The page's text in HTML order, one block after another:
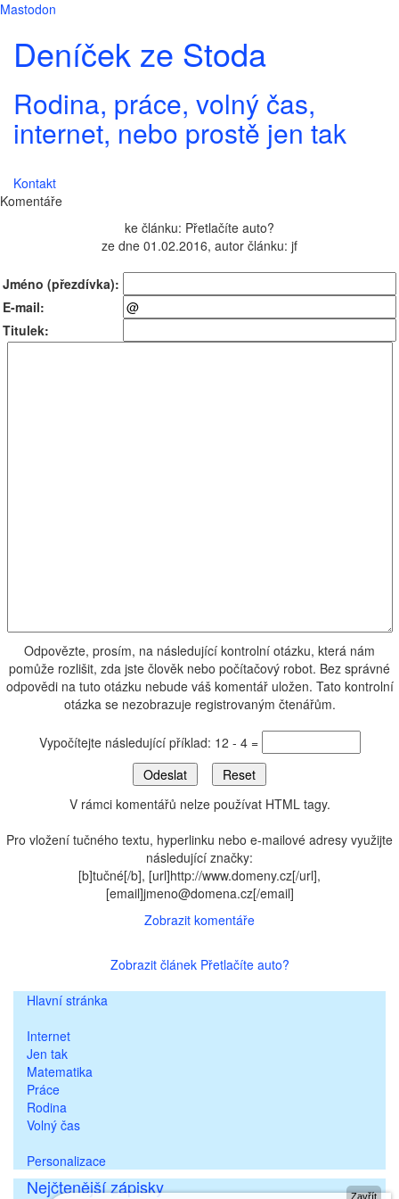
Mastodon
Deníček ze Stoda
Rodina, práce, volný čas,
internet, nebo prostě jen tak
Kontakt
Komentáře
ke článku: Přetlačíte auto?
ze dne 01.02.2016, autor článku: jf
Jméno (přezdívka):
E-mail:
Titulek:
Odpovězte, prosím, na následující kontrolní otázku, která nám
pomůže rozlišit, zda jste člověk nebo počítačový robot. Bez správné
odpovědi na tuto otázku nebude váš komentář uložen. Tato kontrolní
otázka se nezobrazuje registrovaným čtenářům.
Vypočítejte následující příklad: 12 - 4 =
V rámci komentářů nelze používat HTML tagy.
Pro vložení tučného textu, hyperlinku nebo e-mailové adresy využijte
následující značky:
[b]tučné[/b], [url]http://www.domeny.cz[/url],
[email]jmeno@domena.cz[/email]
Zobrazit komentáře
Zobrazit článek Přetlačíte auto?
Hlavní stránka
Internet
Jen tak
Matematika
Práce
Rodina
Volný čas
Personalizace
Nejčtenější zápisky Zavřít